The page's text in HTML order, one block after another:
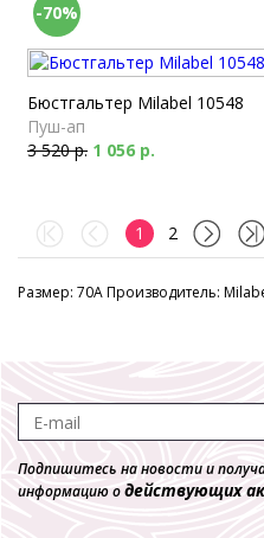
-70%
Бюстгальтер Milabel 10548
Пуш-ап
3 520 р. 1 056 р.
1 2
Размер: 70A Производитель:
Подпишитесь на новости и
информацию одействующих